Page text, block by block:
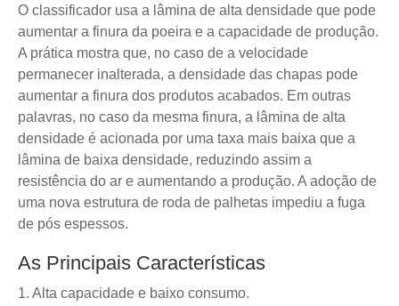
O classificador usa a lâmina de alta densidade que pode
aumentar a finura da poeira e a capacidade de produção.
A prática mostra que, no caso de a velocidade
permanecer inalterada, a densidade das chapas pode
aumentar a finura dos produtos acabados. Em outras
palavras, no caso da mesma finura, a lâmina de alta
densidade é acionada por uma taxa mais baixa que a
lâmina de baixa densidade, reduzindo assim a
resistência do ar e aumentando a produção. A adoção de
uma nova estrutura de roda de palhetas impediu a fuga
de pós espessos.
As Principais Características
1. Alta capacidade e baixo consumo.